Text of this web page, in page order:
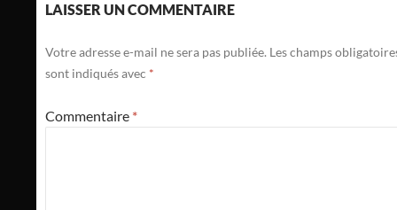
LAISSER UN COMMENTAIRE
Votre adresse e-mail ne sera pas publiée. Les champs
sont indiqués avec *
Commentaire *